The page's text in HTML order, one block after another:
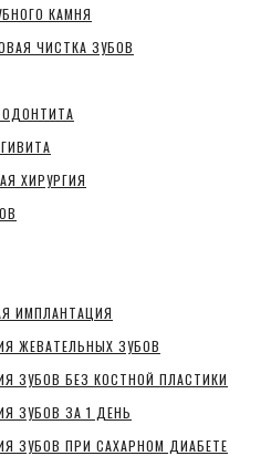
КАМНЯ
ЧИСТКА ЗУБОВ
ХИРУРГИЯ
ИМПЛАНТАЦИЯ
ЖЕВАТЕЛЬНЫХ ЗУБОВ
ЗУБОВ БЕЗ КОСТНОЙ ПЛАСТИКИ
ЗУБОВ ЗА 1 ДЕНЬ
ЗУБОВ ПРИ САХАРНОМ ДИАБЕТЕ